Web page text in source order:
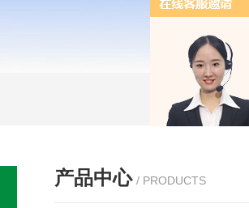
产品中心 / PRODUCTS